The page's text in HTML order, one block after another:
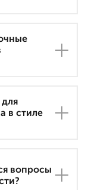
в стиле
вопросы